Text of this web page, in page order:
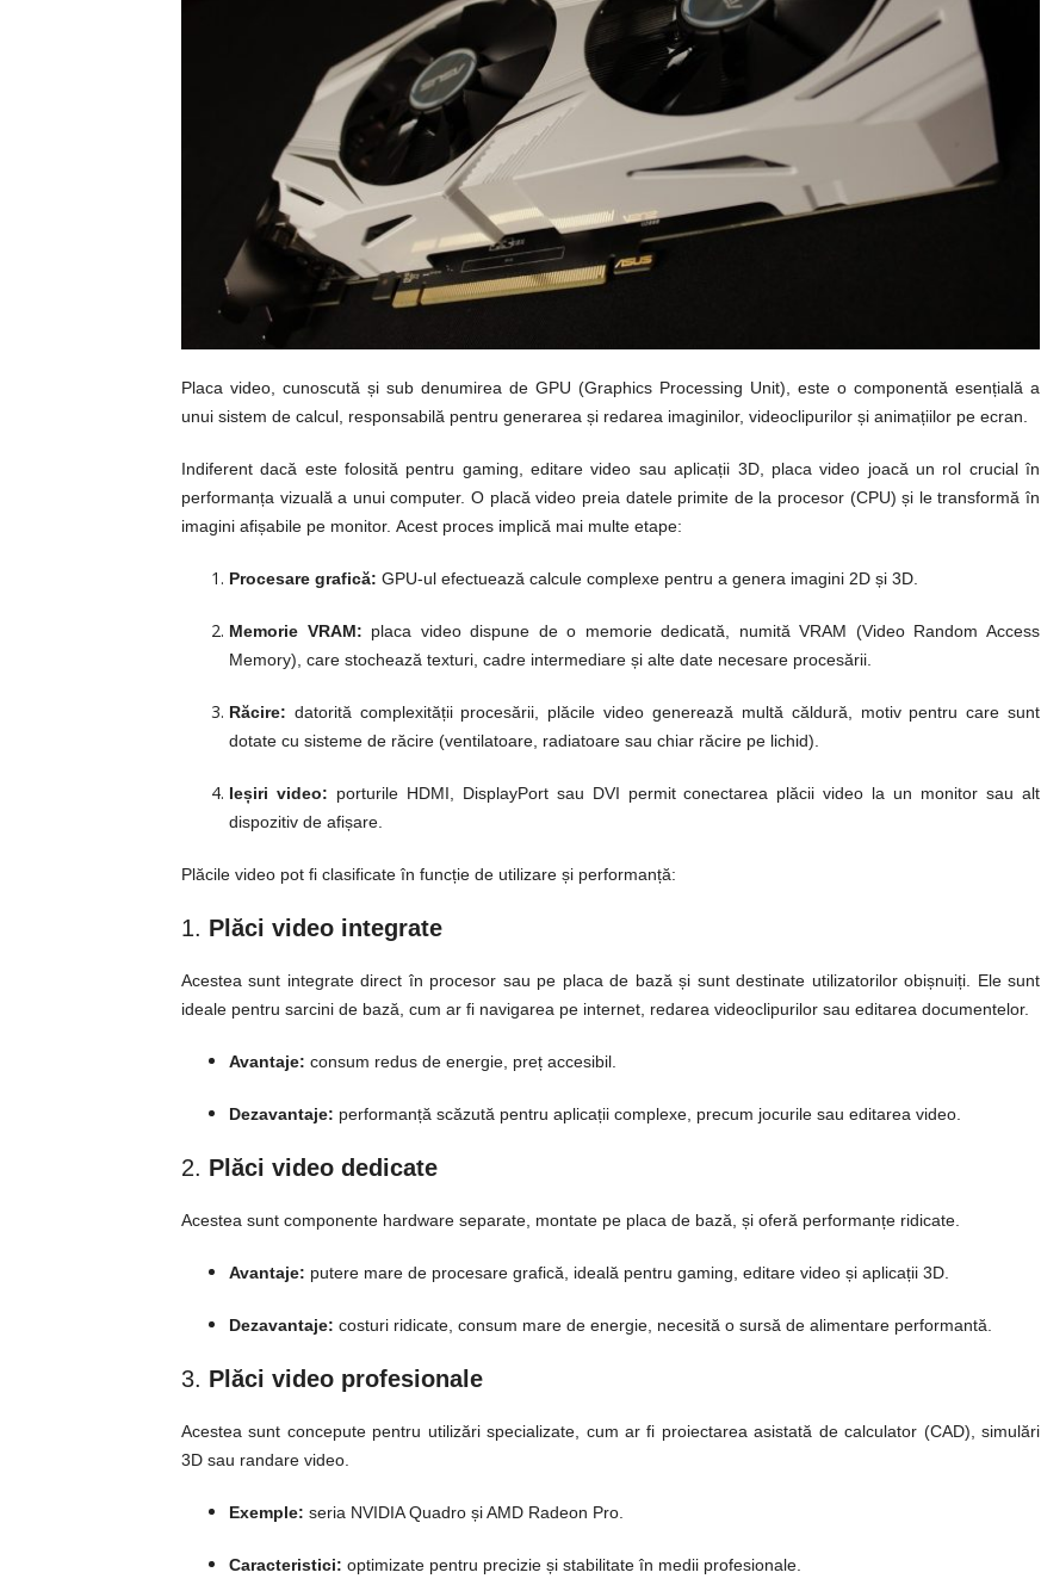
Placa video, cunoscută și sub denumirea de GPU (Graphics Processing Unit), este o componentă esențială a
unui sistem de calcul, responsabilă pentru generarea și redarea imaginilor, videoclipurilor și animațiilor pe ecran.
Indiferent dacă este folosită pentru gaming, editare video sau aplicații 3D, placa video joacă un rol crucial în
performanța vizuală a unui computer. O placă video preia datele primite de la procesor (CPU) și le transformă în
imagini afișabile pe monitor. Acest proces implică mai multe etape:
Procesare grafică: GPU-ul efectuează calcule complexe pentru a genera imagini 2D și 3D.
Memorie VRAM: placa video dispune de o memorie dedicată, numită VRAM (Video Random Access
Memory), care stochează texturi, cadre intermediare și alte date necesare procesării.
Răcire: datorită complexității procesării, plăcile video generează multă căldură, motiv pentru care sunt
dotate cu sisteme de răcire (ventilatoare, radiatoare sau chiar răcire pe lichid).
Ieșiri video: porturile HDMI, DisplayPort sau DVI permit conectarea plăcii video la un monitor sau alt
dispozitiv de afișare.
Plăcile video pot fi clasificate în funcție de utilizare și performanță:
1. Plăci video integrate
Acestea sunt integrate direct în procesor sau pe placa de bază și sunt destinate utilizatorilor obișnuiți. Ele sunt
ideale pentru sarcini de bază, cum ar fi navigarea pe internet, redarea videoclipurilor sau editarea documentelor.
Avantaje: consum redus de energie, preț accesibil.
Dezavantaje: performanță scăzută pentru aplicații complexe, precum jocurile sau editarea video.
2. Plăci video dedicate
Acestea sunt componente hardware separate, montate pe placa de bază, și oferă performanțe ridicate.
Avantaje: putere mare de procesare grafică, ideală pentru gaming, editare video și aplicații 3D.
Dezavantaje: costuri ridicate, consum mare de energie, necesită o sursă de alimentare performantă.
3. Plăci video profesionale
Acestea sunt concepute pentru utilizări specializate, cum ar fi proiectarea asistată de calculator (CAD), simulări
3D sau randare video.
Exemple: seria NVIDIA Quadro și AMD Radeon Pro.
Caracteristici: optimizate pentru precizie și stabilitate în medii profesionale.